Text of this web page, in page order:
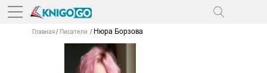
Главная Писатели Нюра Борзова